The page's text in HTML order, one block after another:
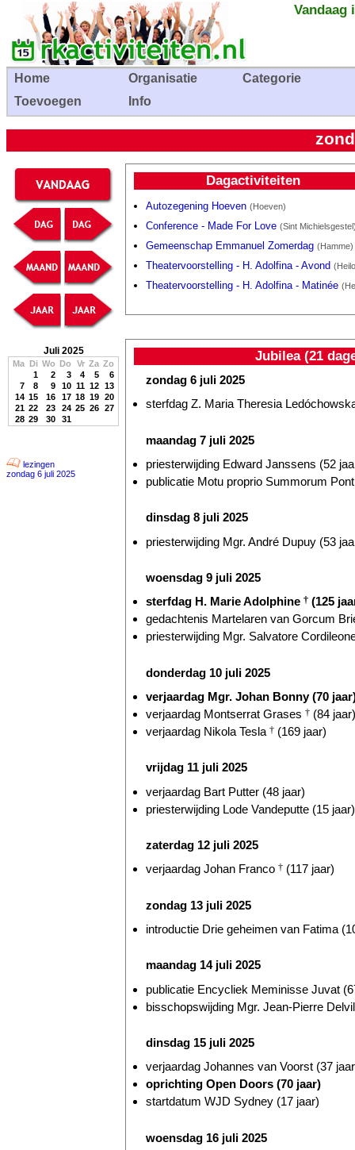
Vandaag
Home Organisatie
Categorie
Toevoegen
Info
Juli 2025
Ma Di Wo Do Vr Za Zo
1
2 3 4 5
6
7
8 9 10 11 12 13
14 15 16 17 18 19 20
21 22 23 24 25 26 27
28 29 30 31
lezingen
zondag 6 juli 2025
Dagactiviteiten
Autozegening Hoeven (Hoeven)
Conference - Made For Love (Sint
Gemeenschap Emmanuel Zomerdag (Hamme)
Theatervoorstelling - H. Adolfina - Avond
Theatervoorstelling - H. Adolfina - Matinée
Jubilea (21
zondag 6 juli 2025
sterfdag Z. Maria Theresia
maandag 7 juli 2025
priesterwijding Edward Janssens (52
publicatie Motu proprio Summorum
dinsdag 8 juli 2025
priesterwijding Mgr. André Dupuy (53
woensdag 9 juli 2025
sterfdag H. Marie Adolphine † (125
gedachtenis Martelaren van Gorcum
priesterwijding Mgr. Salvatore
donderdag 10 juli 2025
verjaardag Mgr. Johan Bonny (70
verjaardag Montserrat Grases † (84 jaar)
verjaardag Nikola Tesla † (169 jaar)
vrijdag 11 juli 2025
verjaardag Bart Putter (48 jaar)
priesterwijding Lode Vandeputte (15 jaar)
zaterdag 12 juli 2025
verjaardag Johan Franco † (117 jaar)
zondag 13 juli 2025
introductie Drie geheimen van Fatima
maandag 14 juli 2025
publicatie Encycliek Meminisse Juvat
bisschopswijding Mgr. Jean-Pierre
dinsdag 15 juli 2025
verjaardag Johannes van Voorst (37
oprichting Open Doors (70 jaar)
startdatum WJD Sydney (17 jaar)
woensdag 16 juli 2025